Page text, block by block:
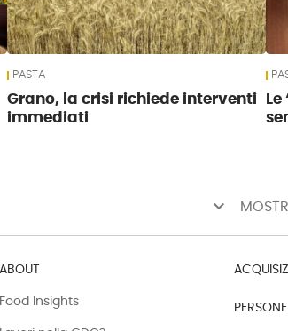
PASTA
Grano, la crisi richiede interventi
immediati
keyboard_arrow_down
ABOUT
Food Insights PERSONE